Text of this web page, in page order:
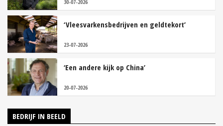
30-07-2026
‘Vleesvarkensbedrijven en geldtekort’
23-07-2026
‘Een andere kijk op China’
20-07-2026
BEDRIJF IN BEELD